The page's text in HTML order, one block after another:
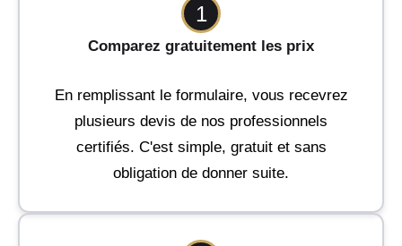
1
Comparez gratuitement les prix
En remplissant le formulaire, vous recevrez
plusieurs devis de nos professionnels
certifiés. C'est simple, gratuit et sans
obligation de donner suite.